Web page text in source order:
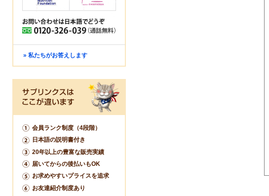
» 私たちがお答えします
会員ランク制度（4段階）
日本語の説明書付き
20年以上の豊富な販売実績
届いてからの後払いもOK
お求めやすいプライスを追求
お友達紹介制度あり